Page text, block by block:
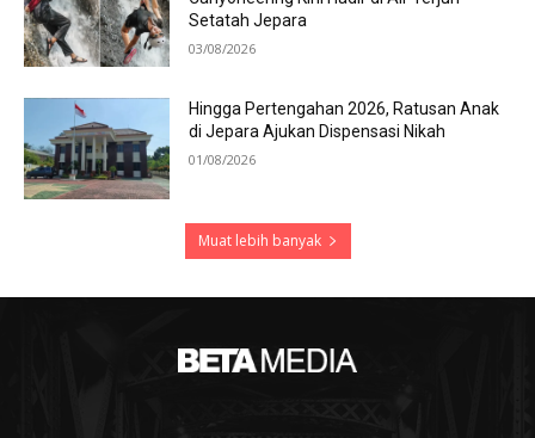
Setatah Jepara
03/08/2026
Hingga Pertengahan 2026, Ratusan Anak
di Jepara Ajukan Dispensasi Nikah
01/08/2026
Muat lebih banyak